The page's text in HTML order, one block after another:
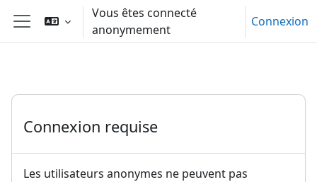
Passer au contenu principal
Panneau latéral
Vous êtes connecté
anonymement
Connexion
Connexion requise
Les utilisateurs anonymes ne peuvent pas